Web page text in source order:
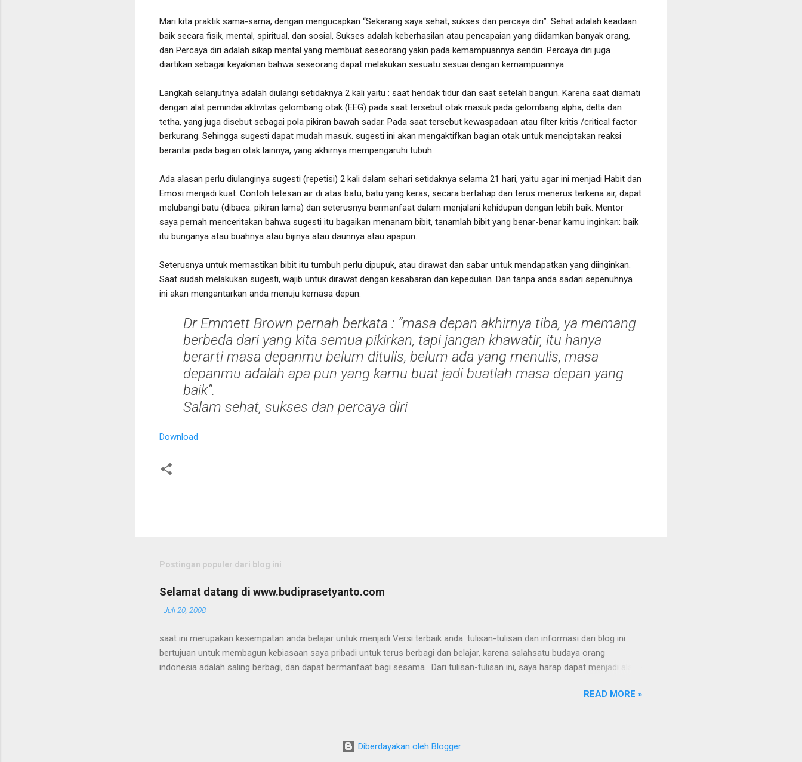
Mari kita praktik sama-sama, dengan mengucapkan “Sekarang saya sehat, sukses dan percaya diri”. Sehat adalah keadaan
baik secara fisik, mental, spiritual, dan sosial, Sukses adalah keberhasilan atau pencapaian yang diidamkan banyak orang,
dan Percaya diri adalah sikap mental yang membuat seseorang yakin pada kemampuannya sendiri. Percaya diri juga
diartikan sebagai keyakinan bahwa seseorang dapat melakukan sesuatu sesuai dengan kemampuannya.
Langkah selanjutnya adalah diulangi setidaknya 2 kali yaitu : saat hendak tidur dan saat setelah bangun. Karena saat diamati
dengan alat pemindai aktivitas gelombang otak (EEG) pada saat tersebut otak masuk pada gelombang alpha, delta dan
tetha, yang juga disebut sebagai pola pikiran bawah sadar. Pada saat tersebut kewaspadaan atau filter kritis /critical factor
berkurang. Sehingga sugesti dapat mudah masuk. sugesti ini akan mengaktifkan bagian otak untuk menciptakan reaksi
berantai pada bagian otak lainnya, yang akhirnya mempengaruhi tubuh.
Ada alasan perlu diulanginya sugesti (repetisi) 2 kali dalam sehari setidaknya selama 21 hari, yaitu agar ini menjadi Habit dan
Emosi menjadi kuat. Contoh tetesan air di atas batu, batu yang keras, secara bertahap dan terus menerus terkena air, dapat
melubangi batu (dibaca: pikiran lama) dan seterusnya bermanfaat dalam menjalani kehidupan dengan lebih baik. Mentor
saya pernah menceritakan bahwa sugesti itu bagaikan menanam bibit, tanamlah bibit yang benar-benar kamu inginkan: baik
itu bunganya atau buahnya atau bijinya atau daunnya atau apapun.
Seterusnya untuk memastikan bibit itu tumbuh perlu dipupuk, atau dirawat dan sabar untuk mendapatkan yang diinginkan.
Saat sudah melakukan sugesti, wajib untuk dirawat dengan kesabaran dan kepedulian. Dan tanpa anda sadari sepenuhnya
ini akan mengantarkan anda menuju kemasa depan.
Dr Emmett Brown pernah berkata : “masa depan akhirnya tiba, ya memang
berbeda dari yang kita semua pikirkan, tapi jangan khawatir, itu hanya
berarti masa depanmu belum ditulis, belum ada yang menulis, masa
depanmu adalah apa pun yang kamu buat jadi buatlah masa depan yang
baik”.
Salam sehat, sukses dan percaya diri
Download
Postingan populer dari blog ini
Selamat datang di www.budiprasetyanto.com
-Juli 20, 2008
saat ini merupakan kesempatan anda belajar untuk menjadi Versi terbaik anda. tulisan-tulisan dan informasi dari blog ini
bertujuan untuk membagun kebiasaan saya pribadi untuk terus berbagi dan belajar, karena salahsatu budaya orang
indonesia adalah saling berbagi, dan dapat bermanfaat bagi sesama. Dari tulisan-tulisan ini, saya harap dapat menjadi alat
pentingnya keseimbangan akan tubuh, pikiran, perasaan, dan jiwa ataupun terkait dengan tips pengelolaan diri dan corporasi.
adalah SINTESIS dari teknologi dan Teori yang sesuai dengan keberlangsungan. Selamat menjelajahi semesta dalam diri,
READ MORE »
Diberdayakan oleh Blogger